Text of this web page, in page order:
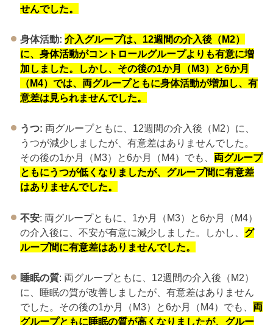
せんでした。
身体活動: 介入グループは、12週間の介入後（M2）
に、身体活動がコントロールグループよりも有意に増
加しました。しかし、その後の1か月（M3）と6か月
（M4）では、両グループともに身体活動が増加し、有
意差は見られませんでした。
うつ: 両グループともに、12週間の介入後（M2）に、
うつが減少しましたが、有意差はありませんでした。
その後の1か月（M3）と6か月（M4）でも、 両グループ
ともにうつが低くなりましたが、グループ間に有意差
はありませんでした。
不安: 両グループともに、1か月（M3）と6か月（M4）
の介入後に、不安が有意に減少しました。しかし、 グ
ループ間に有意差はありませんでした。
睡眠の質: 両グループともに、12週間の介入後（M2）
に、睡眠の質が改善しましたが、有意差はありません
でした。その後の1か月（M3）と6か月（M4）でも、 両
グループともに睡眠の質が高くなりましたが、グルー